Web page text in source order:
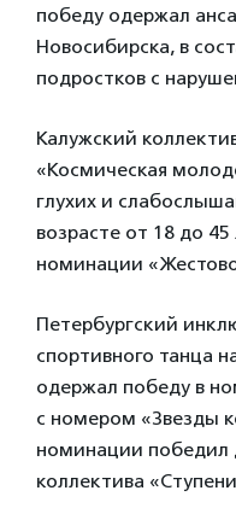
победу одержал
Новосибирска, в
подростков с
Калужский
«Космическая
глухих и
возрасте от 18 до
номинации
Петербургский
спортивного танца
одержал победу в
с номером «Звезды
номинации победил
коллектива